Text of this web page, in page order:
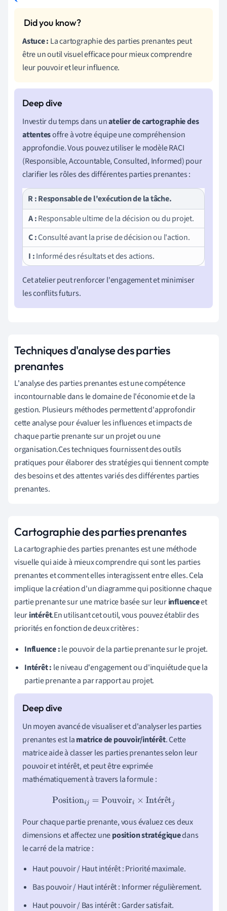
Astuce : La cartographie des parties prenantes peut
être un outil visuel efficace pour mieux comprendre
leur pouvoir et leur influence.
Investir du temps dans unatelier de cartographie des
attentesoffre à votre équipe une compréhension
approfondie. Vous pouvez utiliser le modèle RACI
(Responsible, Accountable, Consulted, Informed) pour
clarifier les rôles des différentes parties prenantes :
R :Responsable de l'exécution de la tâche.
A :Responsable ultime de la décision ou du projet.
C :Consulté avant la prise de décision ou l'action.
I :Informé des résultats et des actions.
Cet atelier peut renforcer l'engagement et minimiser
les conflits futurs.
Techniques d'analyse des parties
prenantes
L'analyse des parties prenantes est une compétence
incontournable dans le domaine de l'économie et de la
gestion. Plusieurs méthodes permettent d'approfondir
cette analyse pour évaluer les influences et impacts de
chaque partie prenante sur un projet ou une
organisation.Ces techniques fournissent des outils
pratiques pour élaborer des stratégies qui tiennent compte
des besoins et des attentes variés des différentes parties
prenantes.
Cartographie des parties prenantes
La cartographie des parties prenantes est une méthode
visuelle qui aide à mieux comprendre qui sont les parties
prenantes et comment elles interagissent entre elles. Cela
implique la création d'un diagramme qui positionne chaque
partie prenante sur une matrice basée sur leurinfluenceet
leurintérêt.En utilisant cet outil, vous pouvez établir des
priorités en fonction de deux critères :
Influence :le pouvoir de la partie prenante sur le projet.
Intérêt : le niveau d'engagement ou d'inquiétude que la
partie prenante a par rapport au projet.
Un moyen avancé de visualiser et d'analyser les parties
prenantes est lamatrice de pouvoir/intérêt. Cette
matrice aide à classer les parties prenantes selon leur
pouvoir et intérêt, et peut être exprimée
mathématiquement à travers la formule :
é ê
Positionij =Pouvoiri× Intérêtj
Pour chaque partie prenante, vous évaluez ces deux
dimensions et affectez uneposition stratégiquedans
le carré de la matrice :
Haut pouvoir / Haut intérêt : Priorité maximale.
Bas pouvoir / Haut intérêt : Informer régulièrement.
Haut pouvoir / Bas intérêt : Garder satisfait.